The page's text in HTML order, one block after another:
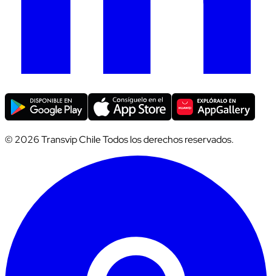
© 2026 Transvip Chile Todos los derechos reservados.